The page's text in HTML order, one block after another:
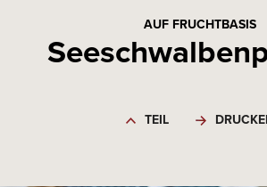
AUF FRUCHTBASIS
TEIL